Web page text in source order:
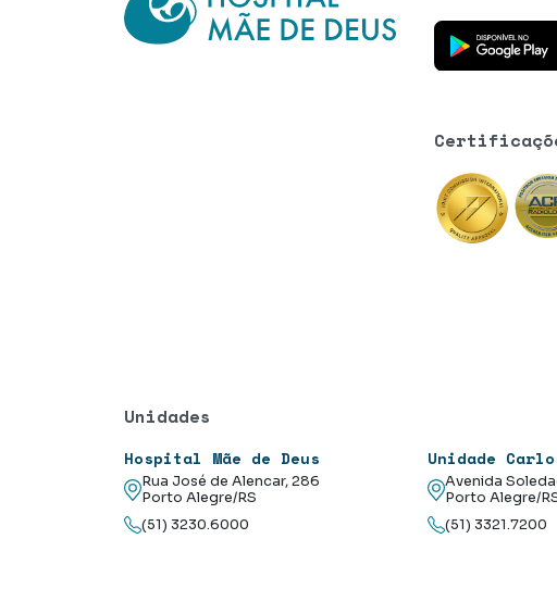
Baixe o
Unidades
Hospital Mãe de Deus
Rua José de Alencar, 286
Porto Alegre/RS
(51) 3230.6000
Unidade
Avenida
Porto Alegre/
(51) 3321.7200